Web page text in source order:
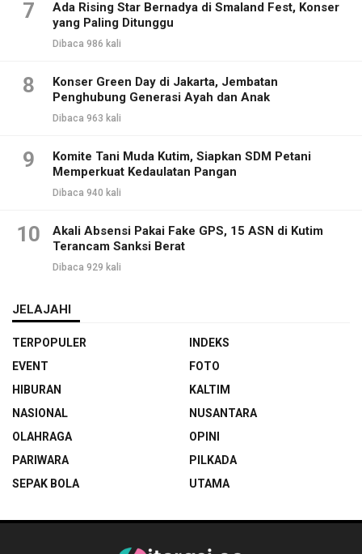
7
Ada Rising Star Bernadya di Smaland Fest, Konser
yang Paling Ditunggu
Dibaca 986 kali
8
Konser Green Day di Jakarta, Jembatan
Penghubung Generasi Ayah dan Anak
Dibaca 963 kali
9
Komite Tani Muda Kutim, Siapkan SDM Petani
Memperkuat Kedaulatan Pangan
Dibaca 940 kali
10
Akali Absensi Pakai Fake GPS, 15 ASN di Kutim
Terancam Sanksi Berat
Dibaca 929 kali
JELAJAHI
TERPOPULER
INDEKS
EVENT
FOTO
HIBURAN
KALTIM
NASIONAL
NUSANTARA
OLAHRAGA
OPINI
PARIWARA
PILKADA
SEPAK BOLA
UTAMA